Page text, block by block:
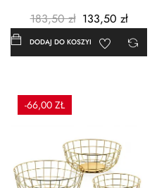
183,50 zł 133,50 zł
DODAJ DO KOSZYKA
-66,00 ZŁ